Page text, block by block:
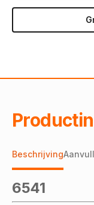
Beschrijving
6541